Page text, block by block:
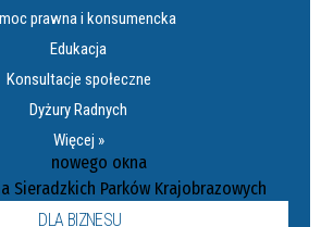
prawna i konsumencka
Edukacja
Konsultacje społeczne
Dyżury Radnych
Więcej »
DLA BIZNESU